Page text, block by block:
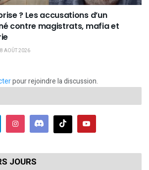
? Les accusations d’un
contre magistrats, mafia et
8 AOÛT 2026
pour rejoindre la discussion.
JOURS